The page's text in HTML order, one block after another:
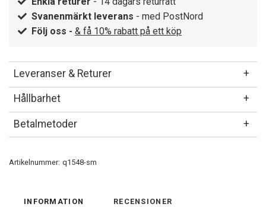
Svanenmärkt leverans - med PostNord
Följ oss - & få 10% rabatt på ett köp
Leveranser & Returer
Hållbarhet
Betalmetoder
Artikelnummer: q1548-sm
INFORMATION RECENSIONER